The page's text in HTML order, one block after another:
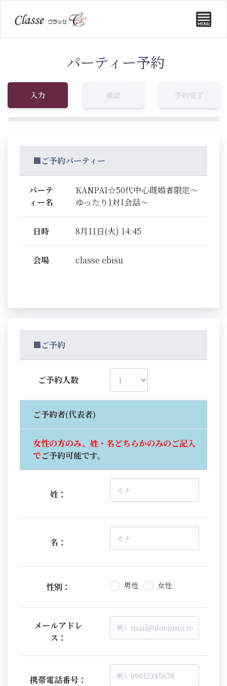
パーティー予約
入力 確認 予約完了
■ご予約パーティー
パーテ
ィー名
KANPAI☆50代中心既婚者限定～
ゆったり1対1会話～
日時 8月11日(火) 14:45
会場 classe ebisu
■ご予約
ご予約人数
ご予約者(代表者)
女性の方のみ、姓・名どちらかのみのご記入
でご予約可能です。
姓：
名：
性別： 男性 女性
メールアドレ
ス：
携帯電話番号：